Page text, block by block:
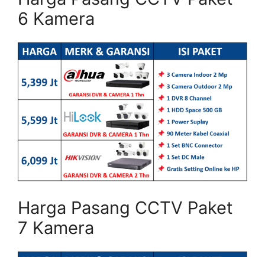
6 Kamera
Harga Pasang CCTV Paket
7 Kamera